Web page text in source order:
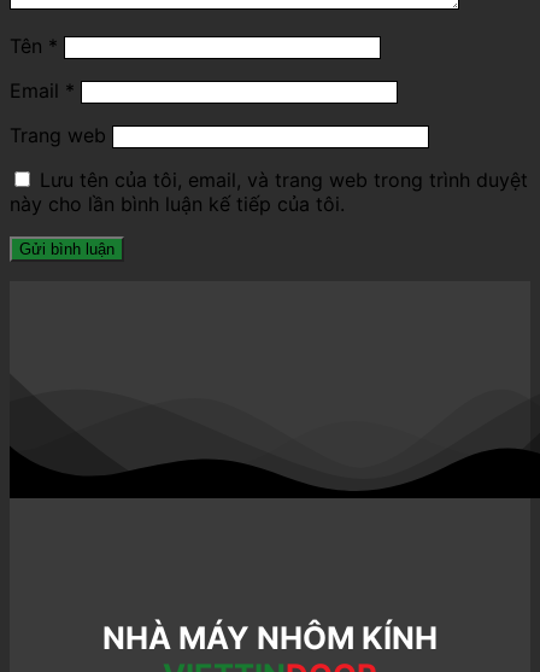
Tên *
Email *
Trang web
Lưu tên của tôi, email, và trang web trong trình duyệt
này cho lần bình luận kế tiếp của tôi.
NHÀ MÁY NHÔM KÍNH